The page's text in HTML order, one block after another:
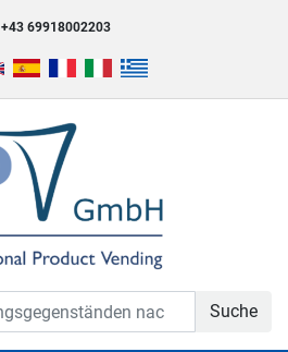
+43 69918002203
Suche